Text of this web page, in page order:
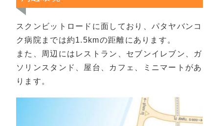
スクンビットロードに面しており、パタヤバンコ
ク病院までは約1.5kmの距離にあります。
また、周辺にはレストラン、セブンイレブン、ガ
ソリンスタンド、屋台、カフェ、ミニマートがあ
ります。